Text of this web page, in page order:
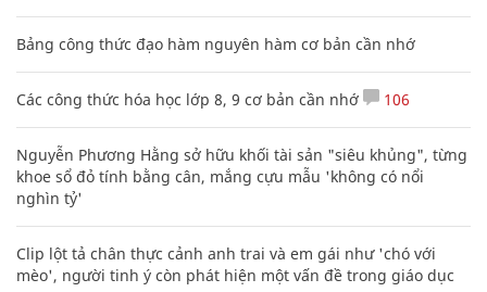
Bảng công thức đạo hàm nguyên hàm cơ bản cần nhớ
Các công thức hóa học lớp 8, 9 cơ bản cần nhớ 106
Nguyễn Phương Hằng sở hữu khối tài sản "siêu khủng", từng
khoe sổ đỏ tính bằng cân, mắng cựu mẫu 'không có nổi
nghìn tỷ'
Clip lột tả chân thực cảnh anh trai và em gái như 'chó với
mèo', người tinh ý còn phát hiện một vấn đề trong giáo dục